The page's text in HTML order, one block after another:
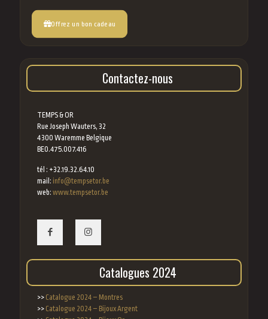
Offrez un bon cadeau
Contactez-nous
TEMPS & OR
Rue Joseph Wauters, 32
4300 Waremme Belgique
BE0.475.007.416
tél : +32.19.32.64.10
mail: info@tempsetor.be
web: www.tempsetor.be
Catalogues 2024
>> Catalogue 2024 – Montres
>> Catalogue 2024 – Bijoux Argent